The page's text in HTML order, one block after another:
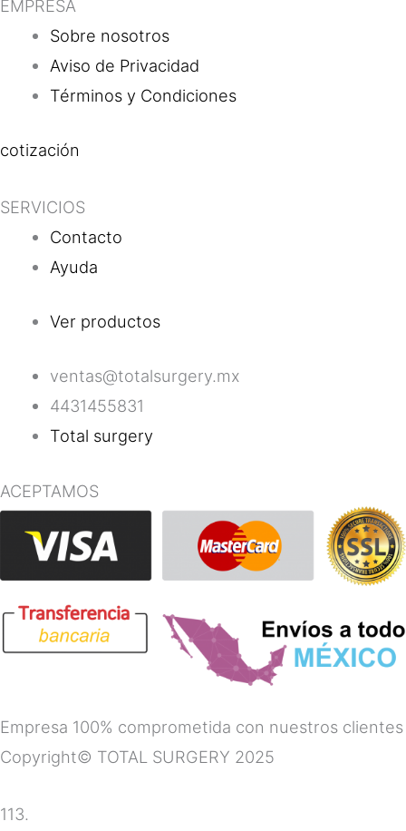
EMPRESA
Sobre nosotros
Aviso de Privacidad
Términos y Condiciones
cotización
SERVICIOS
Contacto
Ayuda
Ver productos
ventas@totalsurgery.mx
4431455831
Total surgery
ACEPTAMOS
Empresa 100% comprometida con nuestros clientes
Copyright© TOTAL SURGERY 2025
113.